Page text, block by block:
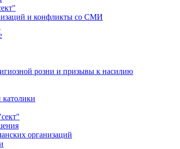
и конфликты со СМИ
розни и призывы к насилию
католики
организаций